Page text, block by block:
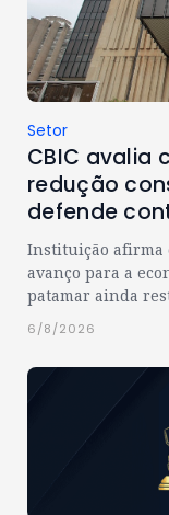
Setor
CBIC avalia
redução
defende
Instituição afirma
avanço para a
patamar ainda
6/8/2026